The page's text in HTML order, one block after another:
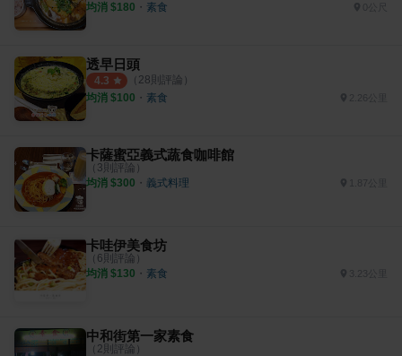
均消 $180 ・ 素食
透早日頭
4.3 （ 28則評論）
均消 $100 ・ 素食
卡薩蜜亞義式蔬食咖啡館
（ 3則評論）
均消 $300 ・ 義式料理
卡哇伊美食坊
（ 6則評論）
均消 $130 ・ 素食
中和街第一家素食
（ 2則評論）